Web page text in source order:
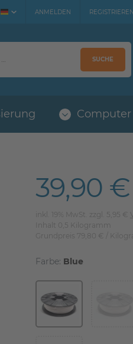
ANMELDEN REGISTRIEREN
SUCHE
Computer
39,90 €
inkl. 19% MwSt. zzgl. 5,95 €
Inhalt
Kilogramm
79,80 € /
Farbe: Blue